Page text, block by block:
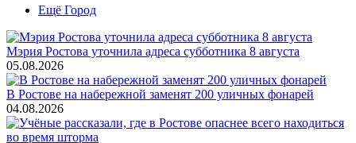
Ещё Город
Мэрия Ростова уточнила адреса субботника 8 августа
05.08.2026
В Ростове на набережной заменят 200 уличных фонарей
04.08.2026